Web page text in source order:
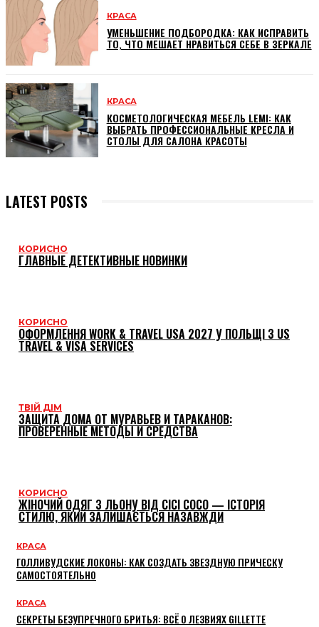
КРАСА
УМЕНЬШЕНИЕ ПОДБОРОДКА: КАК ИСПРАВИТЬ
ТО, ЧТО МЕШАЕТ НРАВИТЬСЯ СЕБЕ В ЗЕРКАЛЕ
КРАСА
КОСМЕТОЛОГИЧЕСКАЯ МЕБЕЛЬ LEMI: КАК
ВЫБРАТЬ ПРОФЕССИОНАЛЬНЫЕ КРЕСЛА И
СТОЛЫ ДЛЯ САЛОНА КРАСОТЫ
LATEST POSTS
КОРИСНО
ГЛАВНЫЕ ДЕТЕКТИВНЫЕ НОВИНКИ
КОРИСНО
ОФОРМЛЕННЯ WORK & TRAVEL USA 2027 У ПОЛЬЩІ З US
TRAVEL & VISA SERVICES
ТВІЙ ДІМ
ЗАЩИТА ДОМА ОТ МУРАВЬЕВ И ТАРАКАНОВ:
ПРОВЕРЕННЫЕ МЕТОДЫ И СРЕДСТВА
КОРИСНО
ЖІНОЧИЙ ОДЯГ З ЛЬОНУ ВІД CICI COCO — ІСТОРІЯ
СТИЛЮ, ЯКИЙ ЗАЛИШАЄТЬСЯ НАЗАВЖДИ
КРАСА
ГОЛЛИВУДСКИЕ ЛОКОНЫ: КАК СОЗДАТЬ ЗВЕЗДНУЮ ПРИЧЕСКУ
САМОСТОЯТЕЛЬНО
КРАСА
СЕКРЕТЫ БЕЗУПРЕЧНОГО БРИТЬЯ: ВСЁ О ЛЕЗВИЯХ GILLETTE